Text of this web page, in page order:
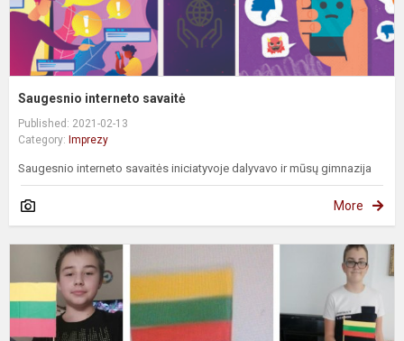
Saugesnio interneto savaitė
Published: 2021-02-13
Category: Imprezy
Saugesnio interneto savaitės iniciatyvoje dalyvavo ir mūsų gimnazija
More